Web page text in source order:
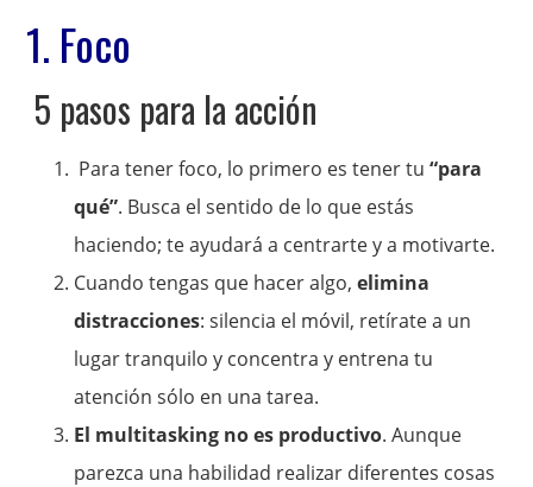
1. Foco
5 pasos para la acción
Para tener foco, lo primero es tener tu“para
qué”. Busca el sentido de lo que estás
haciendo; te ayudará a centrarte y a motivarte.
Cuando tengas que hacer algo,elimina
distracciones: silencia el móvil, retírate a un
lugar tranquilo y concentra y entrena tu
atención sólo en una tarea.
El multitasking no es productivo. Aunque
parezca una habilidad realizar diferentes cosas